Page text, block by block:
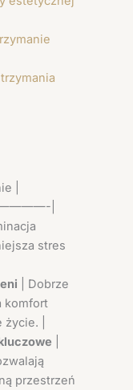
|
|
stres
| Dobrze
komfort
|
przestrzeń